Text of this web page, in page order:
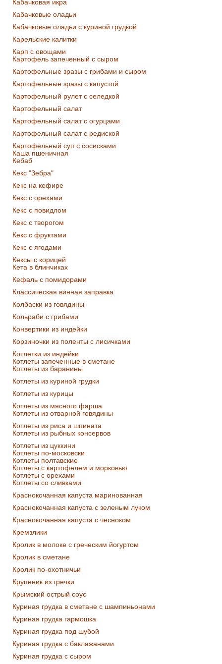
Кабачковая икра
Кабачковые оладьи
Кабачковые оладьи с куриной грудкой
Карельские калитки
Карп с овощами
Картофель запеченный с сыром
Картофельные зразы с грибами и сыром
Картофельные зразы с капустой
Картофельный рулет с селедкой
Картофельный салат
Картофельный салат с огурцами
Картофельный салат с редиской
Картофельный суп с сосисками
Каша пшеничная
Кебаб
Кекс "Зебра"
Кекс на кефире
Кекс с орехами
Кекс с повидлом
Кекс с творогом
Кекс с фруктами
Кекс с ягодами
Кексы с корицей
Кета в блинчиках
Кефаль с помидорами
Классическая винная заправка
Колбаски из говядины
Кольраби с грибами
Конвертики из индейки
Корзиночки из поленты с лисичками
Котлетки из индейки
Котлеты запеченные в сметане
Котлеты из баранины
Котлеты из куриной грудки
Котлеты из курицы
Котлеты из мясного фарша
Котлеты из отварной говядины
Котлеты из риса и шпината
Котлеты из рыбных консервов
Котлеты из цуккини
Котлеты по-московски
Котлеты полтавские
Котлеты с картофелем и морковью
Котлеты с орехами
Котлеты со сливками
Краснокочанная капуста маринованная
Краснокочанная капуста с зеленым луком
Краснокочанная капуста с чесноком
Кремзлики
Кролик в молоке с греческим йогуртом
Кролик в сметане
Кролик по-охотничьи
Крупеник из гречки
Крымский острый соус
Куриная грудка в сметане с шампиньонами
Куриная грудка гармошка
Куриная грудка под шубой
Куриная грудка с баклажанами
Куриная грудка с сыром